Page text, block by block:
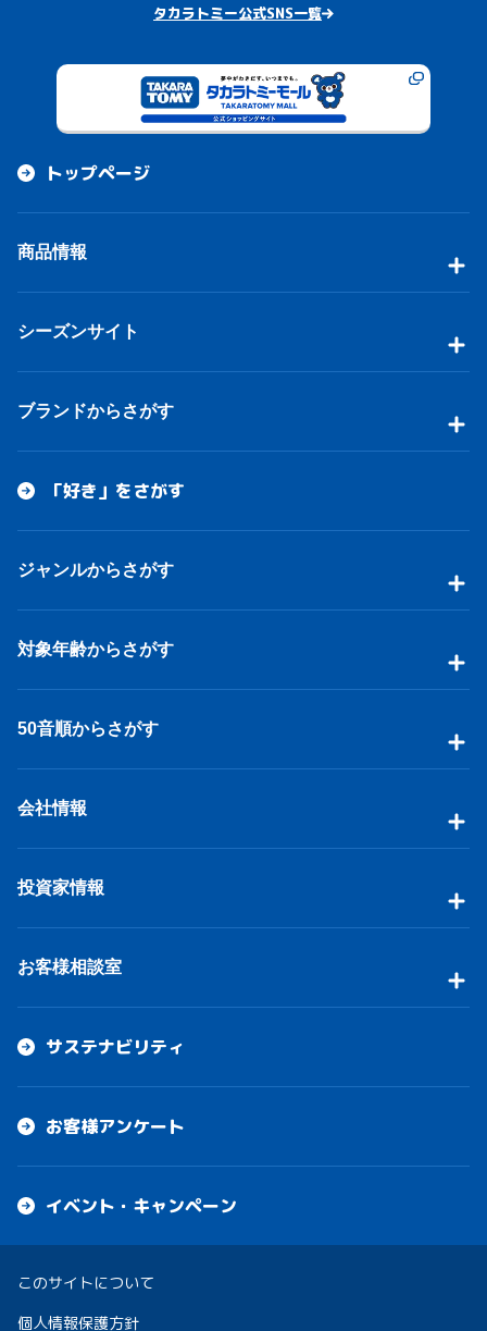
タカラトミー公式SNS一覧
トップページ
商品情報
シーズンサイト
ブランドからさがす
「好き」をさがす
ジャンルからさがす
対象年齢からさがす
50音順からさがす
会社情報
投資家情報
お客様相談室
サステナビリティ
お客様アンケート
イベント・キャンペーン
このサイトについて
個人情報保護方針